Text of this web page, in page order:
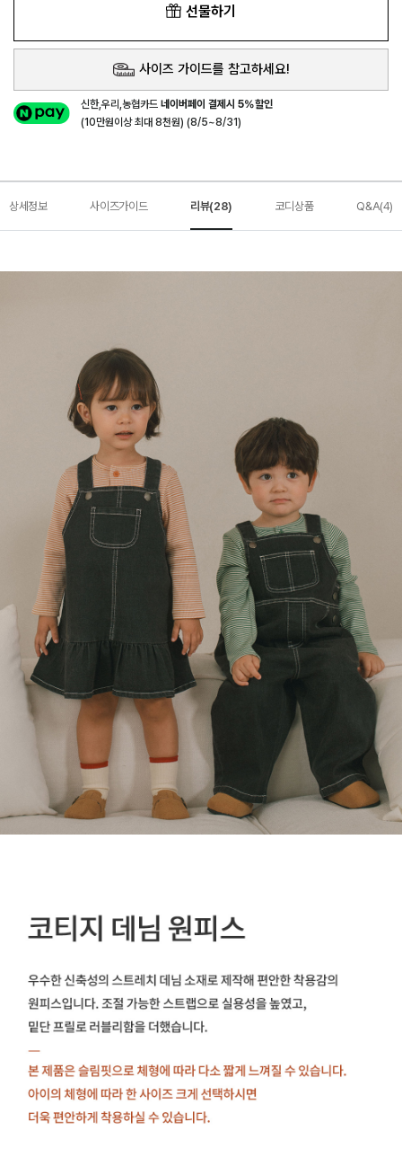
선물하기
사이즈 가이드를 참고하세요!
신한,우리,농협카드네이버페이 결제시 5%할인
(10만원이상 최대 8천원) (8/5~8/31)
상세정보 사이즈가이드 리뷰(28) 코디상품 Q&A(4)